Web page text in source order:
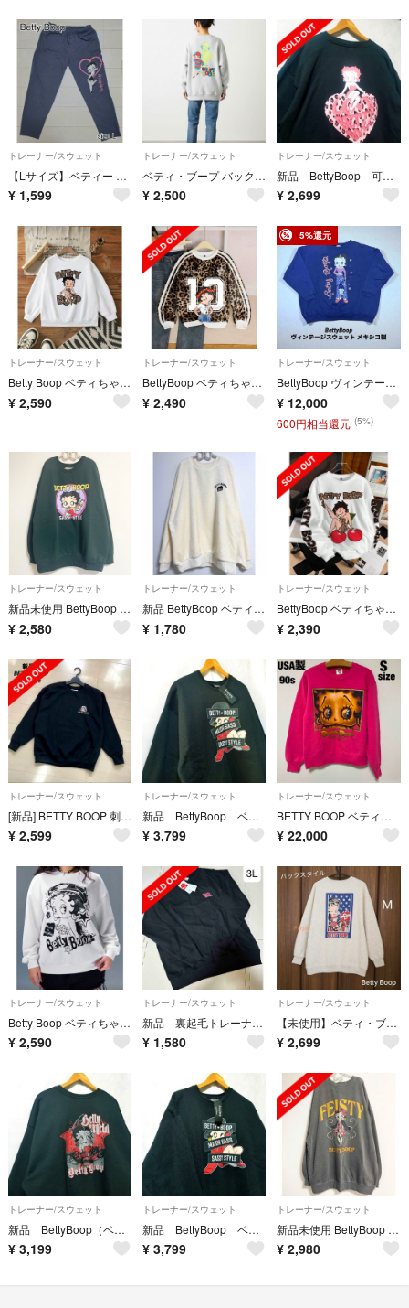
トレーナー/スウェット
【Lサイズ】ベティー ブープ Betty Boop スウェットパンツ グレー
¥ 1,599
トレーナー/スウェット
ベティ・ブープ バックプリント スウェット Lサイズ グレー ゆったりめ
¥ 2,500
トレーナー/スウェット
新品 BettyBoop 可愛い ハート ベティ トレーナー 裏起毛 3L 黒色
¥ 2,699
トレーナー/スウェット
Betty Boop ベティちゃん トレーナー ヒョウ柄 薄手 スウェット
¥ 2,590
トレーナー/スウェット
BettyBoop ベティちゃん トレーナー ヒョウ柄 薄手 スウェット 裏起毛
¥ 2,490
5%還元
トレーナー/スウェット
BettyBoop ヴィンテージベティブープ スウェット トレーナー メキシコ製
¥ 12,000
600円相当還元 (5%)
トレーナー/スウェット
新品未使用 BettyBoop ベティ・ブープ トレーナー オーバーサイズ 緑
¥ 2,580
トレーナー/スウェット
新品 BettyBoop ベティ・ブープ ふわふわ プルオーバー アイボリー M
¥ 1,780
トレーナー/スウェット
BettyBoop ベティちゃん トレーナー スウェット 裏起毛 薄手 ヒョウ柄
¥ 2,390
トレーナー/スウェット
[新品] BETTY BOOP 刺繍 ラインストーン スウェット トレーナー
¥ 2,599
トレーナー/スウェット
新品 BettyBoop ベティブープ 裏起毛 トレーナー レディース 4L 黒
¥ 3,799
トレーナー/スウェット
BETTY BOOP ベティブープ スエット USA製 S ビンテージ90s
¥ 22,000
トレーナー/スウェット
Betty Boop ベティちゃん スウェット 薄手トレーナー ホワイト
¥ 2,590
トレーナー/スウェット
新品 裏起毛トレーナー ベティちゃん レディース 3L バッグプリント 黒
¥ 1,580
トレーナー/スウェット
【未使用】ベティ・ブープ バックプリント裏起毛トレーナー／ライトグレー
¥ 2,699
トレーナー/スウェット
新品 BettyBoop（ベティブープ）レディース 4L トレーナー 黒色
¥ 3,199
トレーナー/スウェット
新品 BettyBoop ベティブープ レディース トレーナー 裏起毛 3L 黒
¥ 3,799
トレーナー/スウェット
新品未使用 BettyBoop ベティ・ブープ トレーナー オーバーサイズ 3L
¥ 2,980